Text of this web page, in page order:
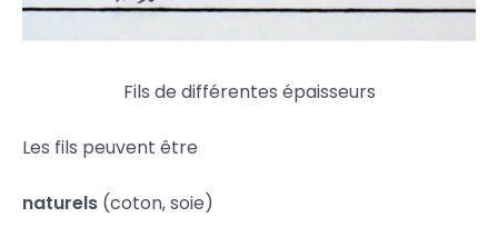
Fils de différentes épaisseurs
Les fils peuvent être
naturels (coton, soie)